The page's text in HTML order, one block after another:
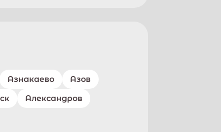
Азнакаево Азов
Александров